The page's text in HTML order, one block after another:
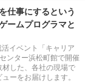
仕事にするという
ームプログラマと
イベント「キャリア
ンター浜松町館で開催
した、各社の現場で
ーをお届けします。